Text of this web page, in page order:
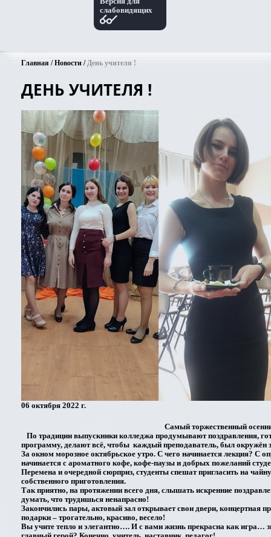
слабовидящих
Главная Новости День учителя !
ДЕНЬ УЧИТЕЛЯ !
06 октября 2022 г.
Самый торжественный
По традиции выпускники колледжа продумывают поздравления,
программу, делают всё, чтобы каждый преподаватель, был окружён
За окном морозное октябрьское утро. С чего начинается лекция? С
начинается с ароматного кофе, кофе-паузы и добрых пожеланий
Перемена и очередной сюрприз, студенты спешат пригласить на
собственного приготовления.
Так приятно, на протяжении всего дня, слышать искренние
думать, что трудишься ненапрасно!
Закончились пары, актовый зал открывает свои двери, концертная
подарки – трогательно, красиво, весело!
Вы учите тепло и элегантно…. И с вами жизнь прекрасна как игра…